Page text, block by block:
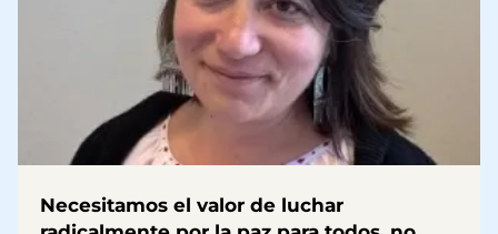
Necesitamos el valor de luchar